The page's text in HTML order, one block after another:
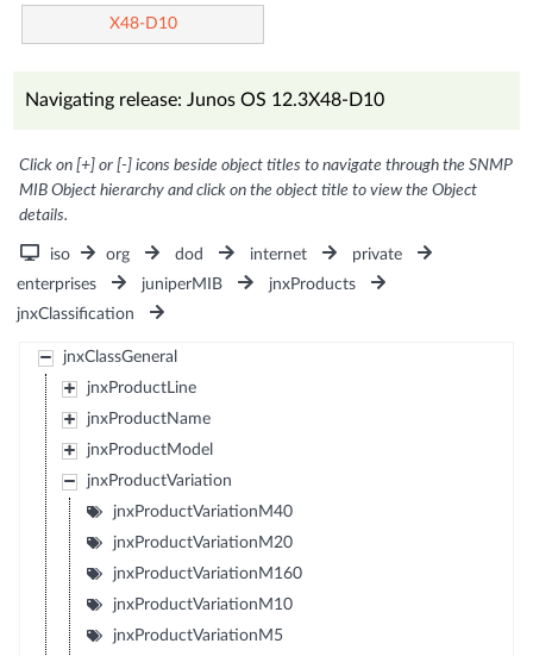
X48-D10
Navigating release: Junos OS 12.3X48-D10
Click on [+] or [-] icons beside object titles to navigate through the SNMP
MIB Object hierarchy and click on the object title to view the Object
details.
iso org dod internet
private
enterprises
juniperMIB
jnxProducts
jnxClassification
jnxClassGeneral
jnxProductLine
jnxProductName
jnxProductModel
jnxProductVariation
jnxProductVariationM40
jnxProductVariationM20
jnxProductVariationM160
jnxProductVariationM10
jnxProductVariationM5